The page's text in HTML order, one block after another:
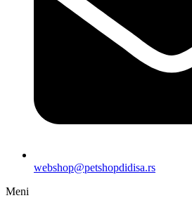
webshop@petshopdidisa.rs
Meni